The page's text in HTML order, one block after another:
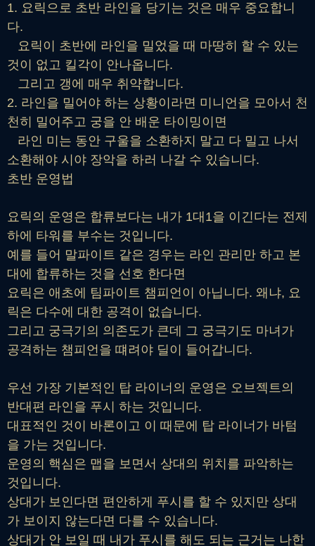
1. 요릭으로 초반 라인을 당기는 것은 매우 중요합니
다.
요릭이 초반에 라인을 밀었을 때 마땅히 할 수 있는
것이 없고 킬각이 안나옵니다.
그리고 갱에 매우 취약합니다.
2. 라인을 밀어야 하는 상황이라면 미니언을 모아서 천
천히 밀어주고 궁을 안 배운 타이밍이면
라인 미는 동안 구울을 소환하지 말고 다 밀고 나서
소환해야 시야 장악을 하러 나갈 수 있습니다.
초반 운영법
요릭의 운영은 합류보다는 내가 1대1을 이긴다는 전제
하에 타워를 부수는 것입니다.
예를 들어 말파이트 같은 경우는 라인 관리만 하고 본
대에 합류하는 것을 선호 한다면
요릭은 애초에 팀파이트 챔피언이 아닙니다. 왜냐, 요
릭은 다수에 대한 공격이 없습니다.
그리고 궁극기의 의존도가 큰데 그 궁극기도 마녀가
공격하는 챔피언을 떄려야 딜이 들어갑니다.
우선 가장 기본적인 탑 라이너의 운영은 오브젝트의
반대편 라인을 푸시 하는 것입니다.
대표적인 것이 바론이고 이 때문에 탑 라이너가 바텀
을 가는 것입니다.
운영의 핵심은 맵을 보면서 상대의 위치를 파악하는
것입니다.
상대가 보인다면 편안하게 푸시를 할 수 있지만 상대
가 보이지 않는다면 다를 수 있습니다.
상대가 안 보일 때 내가 푸시를 해도 되는 근거는 나한